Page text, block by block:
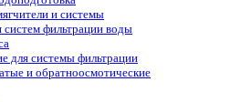
и системы
фильтрации воды
для системы фильтрации
и обратноосмотические